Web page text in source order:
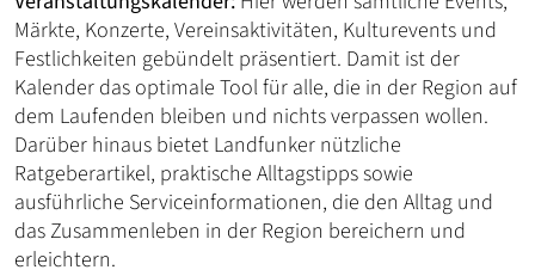
Märkte, Konzerte, Vereinsaktivitäten, Kulturevents und
Festlichkeiten gebündelt präsentiert. Damit ist der
Kalender das optimale Tool für alle, die in der Region auf
dem Laufenden bleiben und nichts verpassen wollen.
Darüber hinaus bietet Landfunker nützliche
Ratgeberartikel, praktische Alltagstipps sowie
ausführliche Serviceinformationen, die den Alltag und
das Zusammenleben in der Region bereichern und
erleichtern.